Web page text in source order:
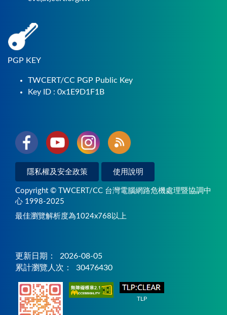
PGP KEY
TWCERT/CC PGP Public Key
Key ID : 0x1E9D1F1B
隱私權及安全政策 使用說明
Copyright © TWCERT/CC 台灣電腦網路危機處理暨協調中
心 1998-2025
最佳瀏覽解析度為1024x768以上
更新日期：
2026-08-05
累計瀏覽人次：
30476430
TLP